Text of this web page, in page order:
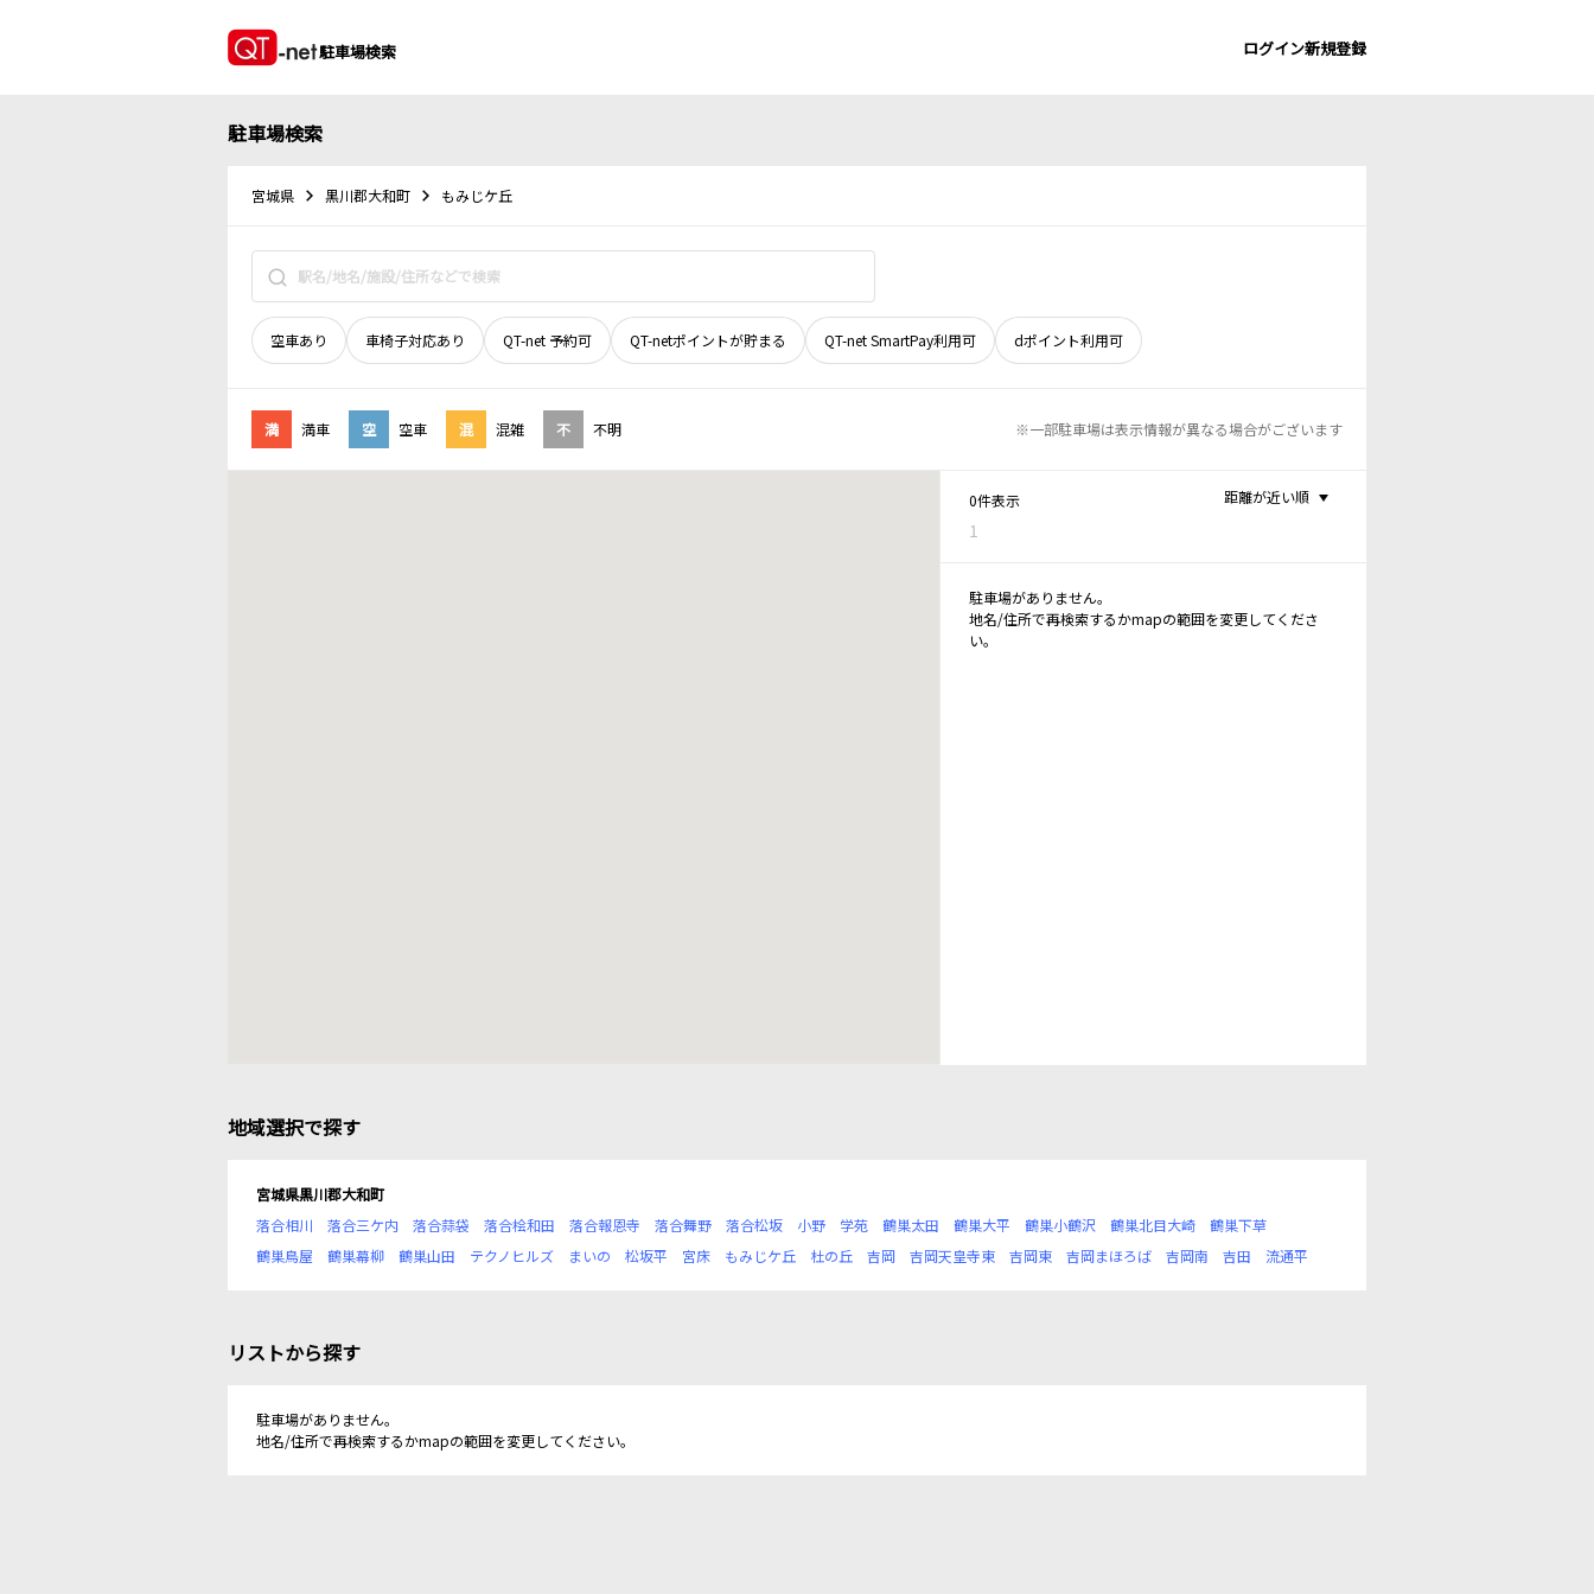
駐車場検索 ログイン新規登録
駐車場検索
宮城県 黒川郡大和町 もみじケ丘
空車あり 車椅子対応あり QT-net 予約可 QT-netポイントが貯まる QT-net SmartPay利用可 dポイント利用可
満 満車 空 空車 混 混雑 不 不明 ※一部駐車場は表示情報が異なる場合がございます
0件表示
1
距離が近い順
駐車場がありません。
地名/住所で再検索するかmapの範囲を変更してくださ
い。
地域選択で探す
宮城県黒川郡大和町
落合相川
落合三ケ内 落合蒜袋 落合桧和田 落合報恩寺 落合舞野 落合松坂 小野 学苑 鶴巣太田 鶴巣大平 鶴巣小鶴沢 鶴巣北目大崎
鶴巣下草
鶴巣鳥屋
鶴巣幕柳 鶴巣山田 テクノヒルズ まいの 松坂平 宮床 もみじケ丘 杜の丘 吉岡 吉岡天皇寺東 吉岡東 吉岡まほろば 吉岡南 吉田 流通平
リストから探す
駐車場がありません。
地名/住所で再検索するかmapの範囲を変更してください。